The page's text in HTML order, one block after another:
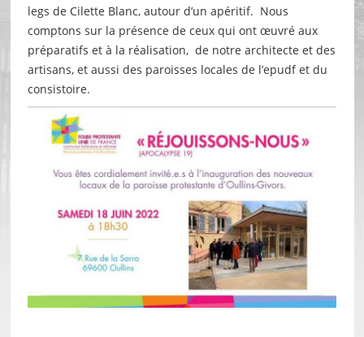
legs de Cilette Blanc, autour d’un apéritif. Nous
comptons sur la présence de ceux qui ont œuvré aux
préparatifs et à la réalisation, de notre architecte et des
artisans, et aussi des paroisses locales de l’epudf et du
consistoire.